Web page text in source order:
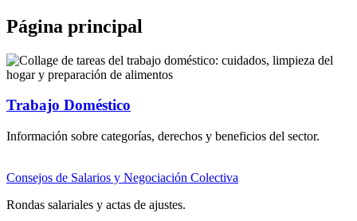
Página principal
Trabajo Doméstico
Información sobre categorías, derechos y beneficios del sector.
Consejos de Salarios y Negociación Colectiva
Rondas salariales y actas de ajustes.